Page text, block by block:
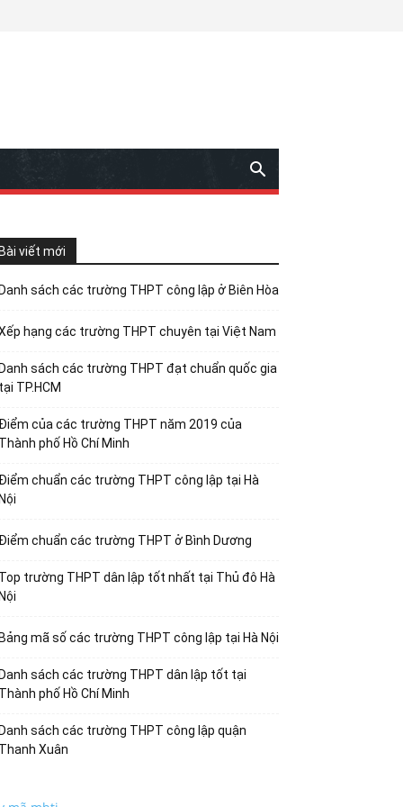
Bài viết mới
Danh sách các trường THPT công lập ở Biên Hòa
hạng các trường THPT chuyên tại Việt Nam
Danh sách các trường THPT đạt chuẩn quốc gia
tại TP.HCM
Điểm của các trường THPT năm 2019 của
Thành phố Hồ Chí Minh
Điểm chuẩn các trường THPT công lập tại Hà
Nội
Điểm chuẩn các trường THPT ở Bình Dương
Top trường THPT dân lập tốt nhất tại Thủ đô Hà
Nội
Bảng mã số các trường THPT công lập tại Hà Nội
Danh sách các trường THPT dân lập tốt tại
Thành phố Hồ Chí Minh
Danh sách các trường THPT công lập quận
Thanh Xuân